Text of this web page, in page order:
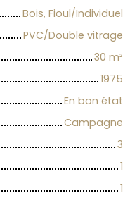
Bois, Fioul/Individuel
PVC/Double vitrage
30 m²
1975
En bon état
Campagne
3
1
1